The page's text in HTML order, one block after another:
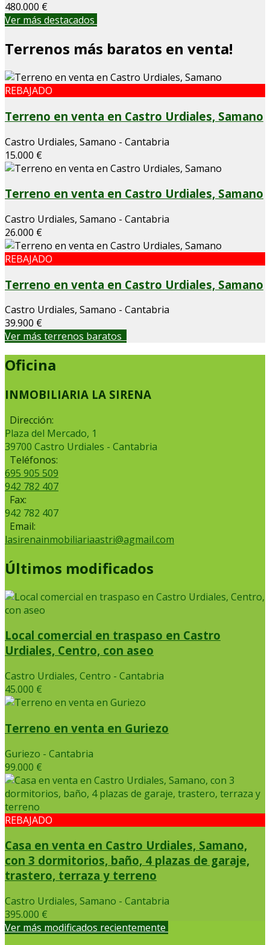
480.000 €
Ver más destacados
Terrenos más baratos en venta!
REBAJADO
Terreno en venta en Castro Urdiales, Samano
Castro Urdiales, Samano - Cantabria
15.000 €
Terreno en venta en Castro Urdiales, Samano
Castro Urdiales, Samano - Cantabria
26.000 €
REBAJADO
Terreno en venta en Castro Urdiales, Samano
Castro Urdiales, Samano - Cantabria
39.900 €
Ver más terrenos baratos
Oficina
INMOBILIARIA LA SIRENA
Dirección:
Plaza del Mercado, 1
39700 Castro Urdiales - Cantabria
Teléfonos:
695 905 509
942 782 407
Fax:
942 782 407
Email:
lasirenainmobiliariaastri@agmail.com
Últimos modificados
Local comercial en traspaso en Castro
Urdiales, Centro, con aseo
Castro Urdiales, Centro - Cantabria
45.000 €
Terreno en venta en Guriezo
Guriezo - Cantabria
99.000 €
REBAJADO
Casa en venta en Castro Urdiales, Samano,
con 3 dormitorios, baño, 4 plazas de garaje,
trastero, terraza y terreno
Castro Urdiales, Samano - Cantabria
395.000 €
Ver más modificados recientemente